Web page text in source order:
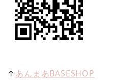
↑あんまあBASESHOP